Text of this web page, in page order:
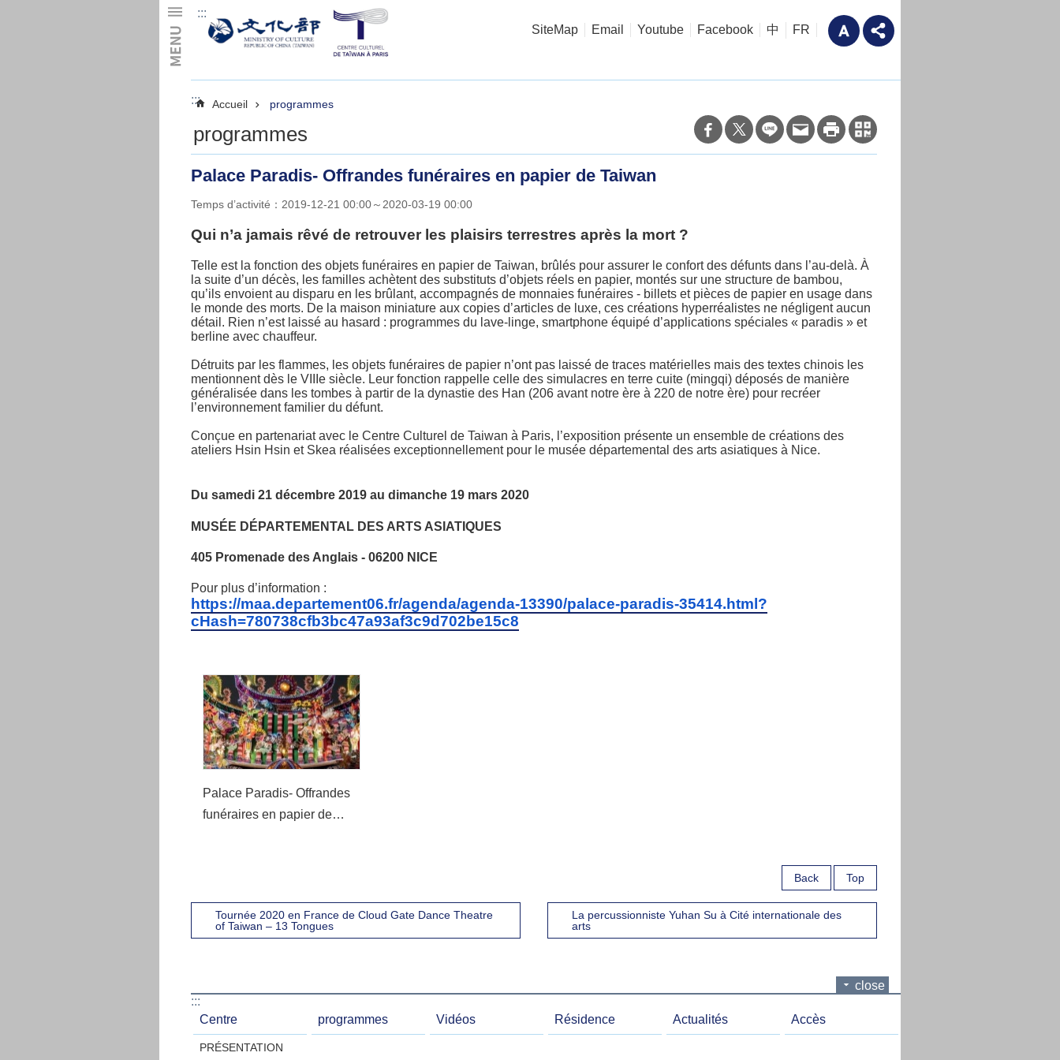
:::
SiteMap
Email Youtube Facebook 中 FR
::: Accueil programmes
programmes
Palace Paradis- Offrandes funéraires en papier de Taiwan
Temps d’activité：2019-12-21 00:00～2020-03-19 00:00
Qui n’a jamais rêvé de retrouver les plaisirs terrestres après la mort ?
Telle est la fonction des objets funéraires en papier de Taiwan, brûlés pour assurer le confort des défunts dans l’au-delà. À
la suite d’un décès, les familles achètent des substituts d’objets réels en papier, montés sur une structure de bambou,
qu’ils envoient au disparu en les brûlant, accompagnés de monnaies funéraires - billets et pièces de papier en usage dans
le monde des morts. De la maison miniature aux copies d’articles de luxe, ces créations hyperréalistes ne négligent aucun
détail. Rien n’est laissé au hasard : programmes du lave-linge, smartphone équipé d’applications spéciales « paradis » et
berline avec chauffeur.
Détruits par les flammes, les objets funéraires de papier n’ont pas laissé de traces matérielles mais des textes chinois les
mentionnent dès le VIIIe siècle. Leur fonction rappelle celle des simulacres en terre cuite (mingqi) déposés de manière
généralisée dans les tombes à partir de la dynastie des Han (206 avant notre ère à 220 de notre ère) pour recréer
l’environnement familier du défunt.
Conçue en partenariat avec le Centre Culturel de Taiwan à Paris, l’exposition présente un ensemble de créations des
ateliers Hsin Hsin et Skea réalisées exceptionnellement pour le musée départemental des arts asiatiques à Nice.
Du samedi 21 décembre 2019 au dimanche 19 mars 2020
MUSÉE DÉPARTEMENTAL DES ARTS ASIATIQUES
405 Promenade des Anglais - 06200 NICE
Pour plus d’information :
https://maa.departement06.fr/agenda/agenda-13390/palace-paradis-35414.html?
cHash=780738cfb3bc47a93af3c9d702be15c8
Palace Paradis- Offrandes
funéraires en papier de
Back Top
Tournée 2020 en France de Cloud Gate Dance Theatre
of Taiwan – 13 Tongues
La percussionniste Yuhan Su à Cité internationale des
arts
close
:::
Centre
PRÉSENTATION
programmes Vidéos Résidence Actualités Accès